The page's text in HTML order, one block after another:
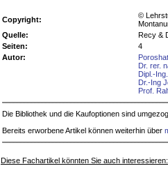
Copyright:
©
Quelle:
Recy &
Seiten:
4
Autor:
Dr. rer.
Dipl.-
Dr.-Ing
Prof.
Die Bibliothek und die Kaufoptionen sind
Bereits erworbene Artikel können weiterhin über
Diese Fachartikel könnten Sie auch interessieren: